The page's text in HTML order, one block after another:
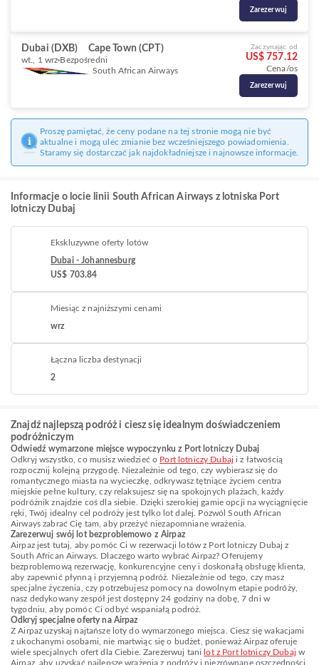
Zarezerwuj
Dubai (DXB) Cape Town (CPT)
wt., 1 wrz Bezpośredni
South African Airways
Zaczynając od
US$ 757.12
Cena/os
Zarezerwuj
Proszę pamiętać, że ceny podane na tej stronie mogą nie być
aktualne i mogą ulec zmianie bez wcześniejszego powiadomienia.
Staramy się dostarczać jak najdokładniejsze i najnowsze informacje.
Informacje o locie linii South African Airways z lotniska Port
lotniczy Dubaj
Ekskluzywne oferty lotów
Dubai - Johannesburg
US$ 703.84
Miesiąc z najniższymi cenami
wrz
Łączna liczba destynacji
2
Znajdź najlepszą podróż i ciesz się idealnym doświadczeniem
podróżniczym
Odwiedź wymarzone miejsce wypoczynku z Port lotniczy Dubaj
Odkryj wszystko, co musisz wiedzieć o Port lotniczy Dubaj i z łatwością
rozpocznij kolejną przygodę. Niezależnie od tego, czy wybierasz się do
romantycznego miasta na wycieczkę, odkrywasz tętniące życiem centra
miejskie pełne kultury, czy relaksujesz się na spokojnych plażach, każdy
podróżnik znajdzie coś dla siebie. Dzięki szerokiej gamie opcji na wyciągnięcie
ręki, Twój idealny cel podróży jest tylko lot dalej. Pozwól South African
Airways zabrać Cię tam, aby przeżyć niezapomniane wrażenia.
Zarezerwuj swój lot bezproblemowo z Airpaz
Airpaz jest tutaj, aby pomóc Ci w rezerwacji lotów z Port lotniczy Dubaj z
South African Airways. Dlaczego warto wybrać Airpaz? Oferujemy
bezproblemową rezerwację, konkurencyjne ceny i doskonałą obsługę klienta,
aby zapewnić płynną i przyjemną podróż. Niezależnie od tego, czy masz
specjalne życzenia, czy potrzebujesz pomocy na dowolnym etapie podróży,
nasz dedykowany zespół jest dostępny 24 godziny na dobę, 7 dni w
tygodniu, aby pomóc Ci odbyć wspaniałą podróż.
Odkryj specjalne oferty na Airpaz
Z Airpaz uzyskaj najtańsze loty do wymarzonego miejsca. Ciesz się wakacjami
z ukochanymi osobami, nie martwiąc się o budżet, ponieważ Airpaz oferuje
wiele specjalnych ofert dla Ciebie. Zarezerwuj tani lot z Port lotniczy Dubaj w
Airpaz, aby uzyskać najlepsze wrażenia z podróży i niezrównane oszczędności.